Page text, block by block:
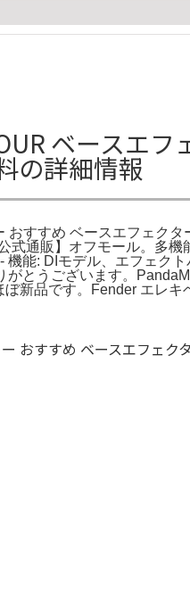
ベースエ
の詳細情報
おすすめ ベースエフェク
式通販】オフモール。多
機能: DIモデル、エフェク
がとうございます。
新品です。Fender エレ